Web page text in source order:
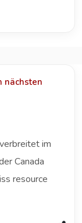
nächsten
im
Canada
resource